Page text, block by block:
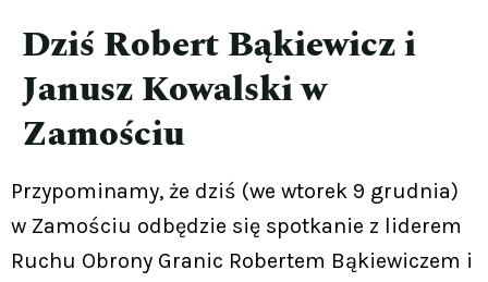
Dziś Robert Bąkiewicz i
Janusz Kowalski w
Zamościu
Przypominamy, że dziś (we wtorek 9 grudnia)
w Zamościu odbędzie się spotkanie z liderem
Ruchu Obrony Granic Robertem Bąkiewiczem i